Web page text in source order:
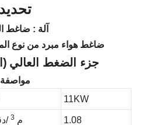
تحديد
آلة : ضاغط
ضاغط هواء مبرد من نوع
جزء الضغط العالي
مواصفة
11KW
م 3
/ 1.08